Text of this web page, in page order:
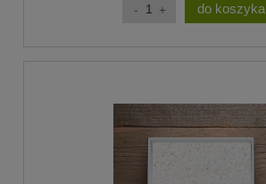
do koszyka